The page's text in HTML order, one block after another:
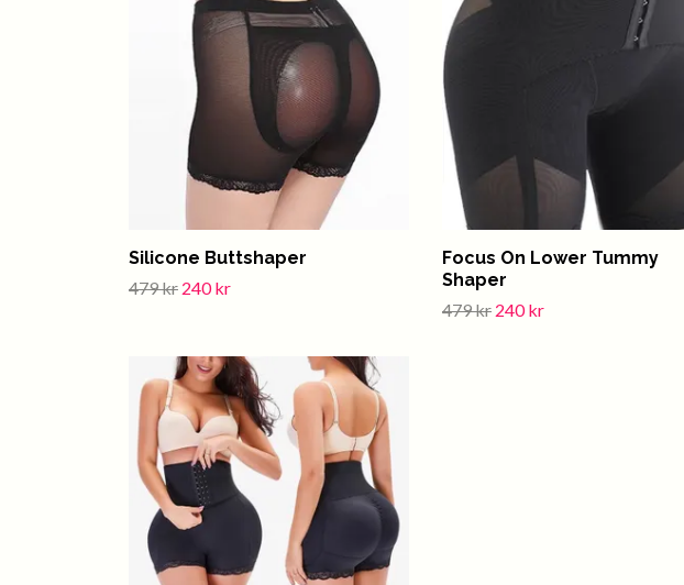
Silicone Buttshaper
479 kr 240 kr
Focus On Lower Tummy
Shaper
479 kr 240 kr